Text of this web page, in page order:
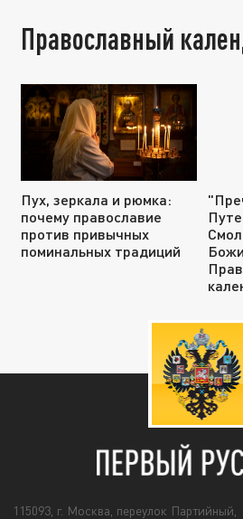
Православный
Пух, зеркала и рюмка:
почему православие
против привычных
поминальных традиций
115093, г. Москва, переулок Партийный,